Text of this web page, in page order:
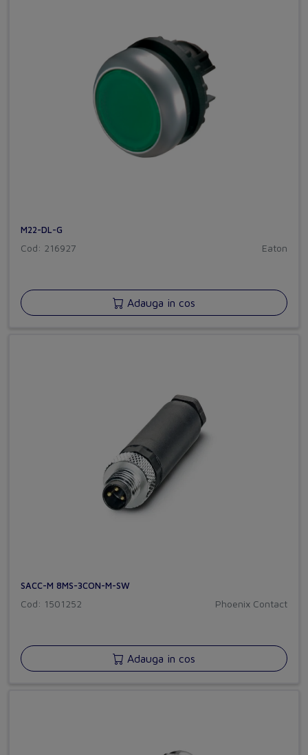
M22-DL-G
Cod: 216927 Eaton
Adauga in cos
SACC-M 8MS-3CON-M-SW
Cod: 1501252 Phoenix Contact
Adauga in cos